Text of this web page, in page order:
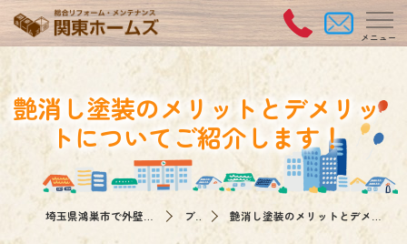
艶消し塗装のメリットとデメリッ
トについてご紹介します！
ブログ 艶消し塗装のメリットとデメリットについてご紹介します！